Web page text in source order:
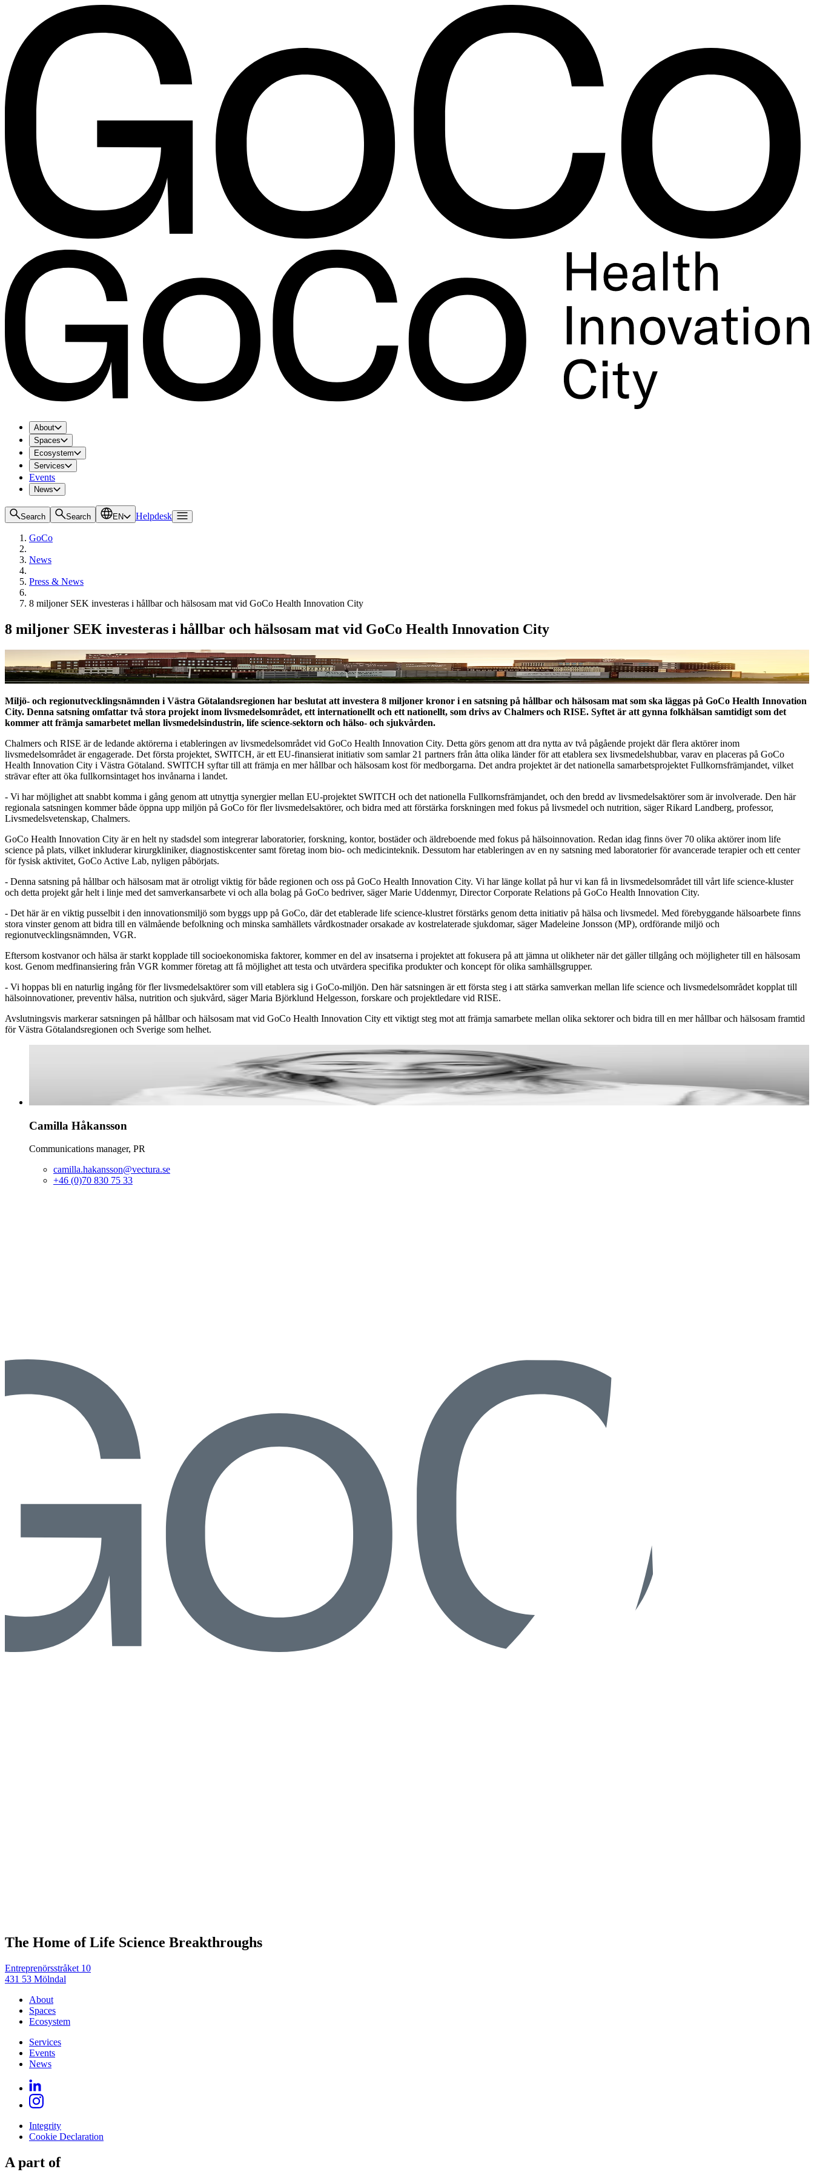
About
Spaces
Ecosystem
Services
Events
News
Search Search EN Helpdesk
GoCo
News
Press & News
8 miljoner SEK investeras i hållbar och hälsosam mat vid GoCo Health Innovation City
8 miljoner SEK investeras i hållbar och hälsosam mat vid GoCo Health Innovation City
Miljö- och regionutvecklingsnämnden i Västra Götalandsregionen har beslutat att investera 8 miljoner kronor i en satsning på hållbar och hälsosam mat som ska läggas på GoCo Health Innovation
City. Denna satsning omfattar två stora projekt inom livsmedelsområdet, ett internationellt och ett nationellt, som drivs av Chalmers och RISE. Syftet är att gynna folkhälsan samtidigt som det
kommer att främja samarbetet mellan livsmedelsindustrin, life science-sektorn och hälso- och sjukvården.
Chalmers och RISE är de ledande aktörerna i etableringen av livsmedelsområdet vid GoCo Health Innovation City. Detta görs genom att dra nytta av två pågående projekt där flera aktörer inom
livsmedelsområdet är engagerade. Det första projektet, SWITCH, är ett EU-finansierat initiativ som samlar 21 partners från åtta olika länder för att etablera sex livsmedelshubbar, varav en placeras på GoCo
Health Innovation City i Västra Götaland. SWITCH syftar till att främja en mer hållbar och hälsosam kost för medborgarna. Det andra projektet är det nationella samarbetsprojektet Fullkornsfrämjandet, vilket
strävar efter att öka fullkornsintaget hos invånarna i landet.
- Vi har möjlighet att snabbt komma i gång genom att utnyttja synergier mellan EU-projektet SWITCH och det nationella Fullkornsfrämjandet, och den bredd av livsmedelsaktörer som är involverade. Den här
regionala satsningen kommer både öppna upp miljön på GoCo för fler livsmedelsaktörer, och bidra med att förstärka forskningen med fokus på livsmedel och nutrition, säger Rikard Landberg, professor,
Livsmedelsvetenskap, Chalmers.
GoCo Health Innovation City är en helt ny stadsdel som integrerar laboratorier, forskning, kontor, bostäder och äldreboende med fokus på hälsoinnovation. Redan idag finns över 70 olika aktörer inom life
science på plats, vilket inkluderar kirurgkliniker, diagnostiskcenter samt företag inom bio- och medicinteknik. Dessutom har etableringen av en ny satsning med laboratorier för avancerade terapier och ett center
för fysisk aktivitet, GoCo Active Lab, nyligen påbörjats.
- Denna satsning på hållbar och hälsosam mat är otroligt viktig för både regionen och oss på GoCo Health Innovation City. Vi har länge kollat på hur vi kan få in livsmedelsområdet till vårt life science-kluster
och detta projekt går helt i linje med det samverkansarbete vi och alla bolag på GoCo bedriver, säger Marie Uddenmyr, Director Corporate Relations på GoCo Health Innovation City.
- Det här är en viktig pusselbit i den innovationsmiljö som byggs upp på GoCo, där det etablerade life science-klustret förstärks genom detta initiativ på hälsa och livsmedel. Med förebyggande hälsoarbete finns
stora vinster genom att bidra till en välmående befolkning och minska samhällets vårdkostnader orsakade av kostrelaterade sjukdomar, säger Madeleine Jonsson (MP), ordförande miljö och
regionutvecklingsnämnden, VGR.
Eftersom kostvanor och hälsa är starkt kopplade till socioekonomiska faktorer, kommer en del av insatserna i projektet att fokusera på att jämna ut olikheter när det gäller tillgång och möjligheter till en hälsosam
kost. Genom medfinansiering från VGR kommer företag att få möjlighet att testa och utvärdera specifika produkter och koncept för olika samhällsgrupper.
- Vi hoppas bli en naturlig ingång för fler livsmedelsaktörer som vill etablera sig i GoCo-miljön. Den här satsningen är ett första steg i att stärka samverkan mellan life science och livsmedelsområdet kopplat till
hälsoinnovationer, preventiv hälsa, nutrition och sjukvård, säger Maria Björklund Helgesson, forskare och projektledare vid RISE.
Avslutningsvis markerar satsningen på hållbar och hälsosam mat vid GoCo Health Innovation City ett viktigt steg mot att främja samarbete mellan olika sektorer och bidra till en mer hållbar och hälsosam framtid
för Västra Götalandsregionen och Sverige som helhet.
Camilla Håkansson
Communications manager, PR
camilla.hakansson@vectura.se
+46 (0)70 830 75 33
The Home of Life Science Breakthroughs
Entreprenörsstråket 10
431 53 Mölndal
About
Spaces
Ecosystem
Services
Events
News
Integrity
Cookie Declaration
A part of